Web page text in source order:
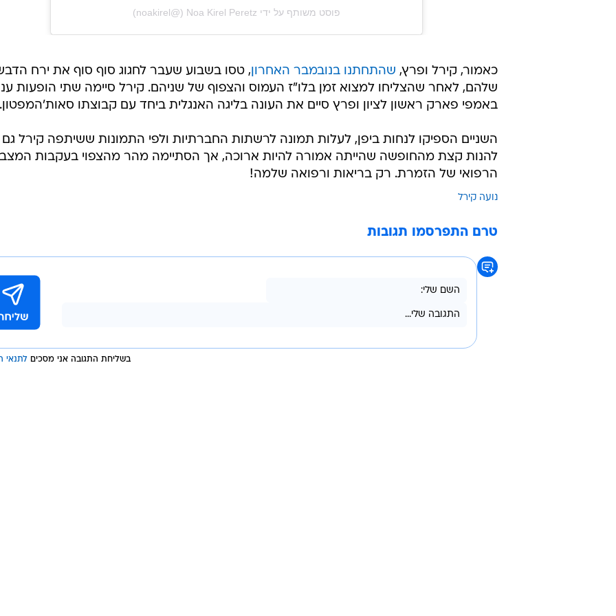
פוסט משותף על ידי ‏‎Noa Kirel Peretz‎‏ (@‏‎noakirel‎‏)
כאמור, קירל ופרץ, שהתחתנו בנובמבר האחרון, טסו בשבוע שעבר לחגוג סוף סוף את ירח
שלהם, לאחר שהצליחו למצוא זמן בלו"ז העמוס והצפוף של שניהם. קירל סיימה שתי הופעות
באמפי פארק ראשון לציון ופרץ סיים את העונה בליגה האנגלית ביחד עם קבוצתו סאות'המפטון.
השניים הספיקו לנחות ביפן, לעלות תמונה לרשתות החברתיות ולפי התמונות ששיתפה קירל גם
להנות קצת מהחופשה שהייתה אמורה להיות ארוכה, אך הסתיימה מהר מהצפוי בעקבות המצב
הרפואי של הזמרת. רק בריאות ורפואה שלמה!
נועה קירל
טרם התפרסמו תגובות
בשליחת התגובה אני מסכים לתנאי